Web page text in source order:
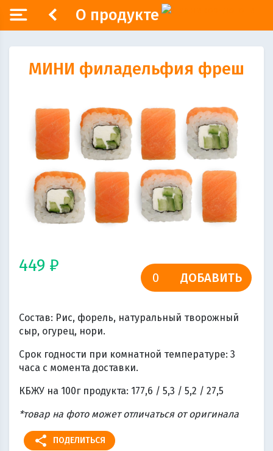
О продукте
МИНИ филадельфия фреш
449 ₽
ДОБАВИТЬ
Состав: Рис, форель, натуральный творожный
сыр, огурец, нори.
Срок годности при комнатной температуре: 3
часа с момента доставки.
КБЖУ на 100г продукта: 177,6 / 5,3 / 5,2 / 27,5
*товар на фото может отличаться от оригинала
share ПОДЕЛИТЬСЯ